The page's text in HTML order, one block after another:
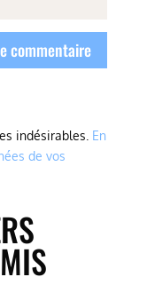
commentaire
indésirables. En
de vos